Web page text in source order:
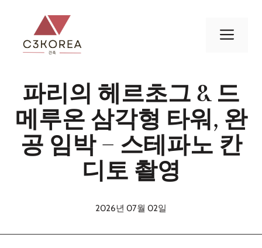
메
파리의 헤르초그 & 드
메루온 삼각형 타워, 완
공 임박 – 스테파노 칸
디토 촬영
2026년 07월 02일